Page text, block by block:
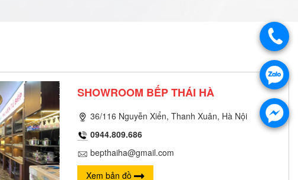
SHOWROOM BẾP THÁI HÀ
36/116 Nguyễn Xiển, Thanh Xuân, Hà Nội
0944.809.686
bepthaiha@gmail.com
Xem bản đồ